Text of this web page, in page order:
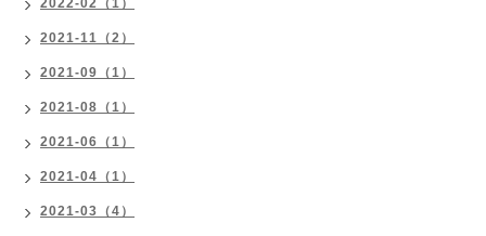
2021-11（2）
2021-09（1）
2021-08（1）
2021-06（1）
2021-04（1）
2021-03（4）